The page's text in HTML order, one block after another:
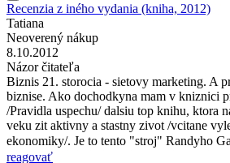
Recenzia z iného vydania (kniha, 2012)
Tatiana
Neoverený nákup
8.10.2012
Názor čitateľa
Biznis 21. storocia - sietovy marketing. A
biznise. Ako dochodkyna mam v kniznici
/Pravidla uspechu/ dalsiu top knihu, ktora
veku zit aktivny a stastny zivot /vcitane
ekonomiky/. Je to tento "stroj" Randyho
reagovať